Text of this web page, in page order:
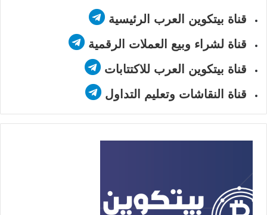
قناة بيتكوين العرب الرئيسية
قناة لشراء وبيع العملات الرقمية
قناة بيتكوين العرب للاكتتابات
قناة النقاشات وتعليم التداول